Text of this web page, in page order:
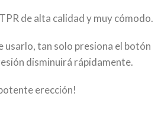
de alta calidad y muy cómodo.
usarlo, tan solo presiona el botón
disminuirá rápidamente.
erección!